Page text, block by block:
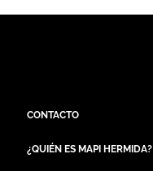
CONTACTO
¿QUIÉN ES MAPI HERMIDA?